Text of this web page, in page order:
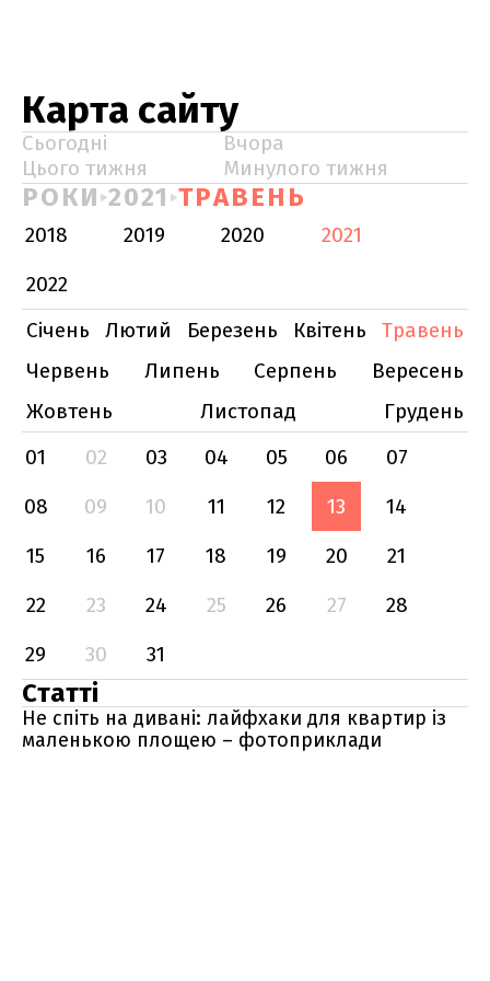
Карта сайту
Сьогодні
Вчора
Цього тижня
Минулого тижня
РОКИ 2021 ТРАВЕНЬ
2018 2019 2020
2021
2022
Січень
Лютий Березень Квітень
Травень
Червень
Липень Серпень
Вересень
Жовтень
Листопад
Грудень
01
02 03 04 05 06
07
08
09 10 11 12 13
14
15
16 17 18 19 20
21
22
23 24 25 26 27
28
29
30 31
Статті
Не спіть на дивані: лайфхаки для квартир із
маленькою площею – фотоприклади